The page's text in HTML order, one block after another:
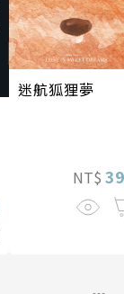
迷航狐狸夢
NT$